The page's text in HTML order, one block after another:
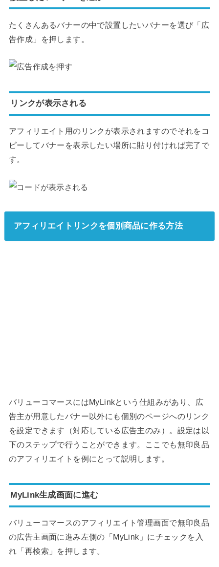
たくさんあるバナーの中で設置したいバナーを選び「広
告作成」を押します。
リンクが表示される
アフィリエイト用のリンクが表示されますのでそれをコ
ピーしてバナーを表示したい場所に貼り付ければ完了で
す。
アフィリエイトリンクを個別商品に作る方法
バリューコマースにはMyLinkという仕組みがあり、広
告主が用意したバナー以外にも個別のページへのリンク
を設定できます（対応している広告主のみ）。設定は以
下のステップで行うことができます。ここでも無印良品
のアフィリエイトを例にとって説明します。
MyLink生成画面に進む
バリューコマースのアフィリエイト管理画面で無印良品
の広告主画面に進み左側の「MyLink」にチェックを入
れ「再検索」を押します。